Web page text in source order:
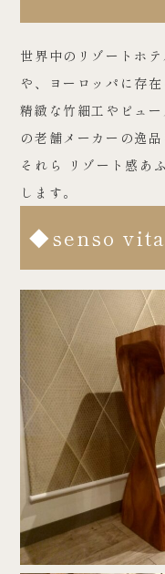
世界中のリゾートホ
や、ヨーロッパに存
精緻な竹細工やピュ
の老舗メーカーの逸品
それら リゾート感あ
します。
◆senso